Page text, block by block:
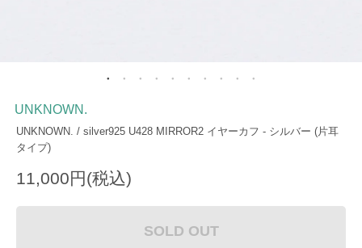
UNKNOWN.
UNKNOWN. / silver925 U428 MIRROR2 イヤーカフ - シルバー (片耳
タイプ)
11,000円(税込)
SOLD OUT